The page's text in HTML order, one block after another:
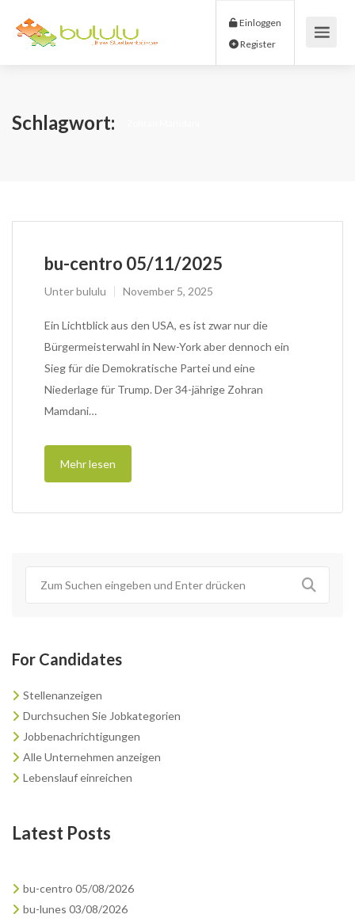
Einloggen
Schlagwort:
bu-centro 05/11/2025
Unterbululu November 5, 2025
Ein Lichtblick aus den USA, es ist zwar nur die
Bürgermeisterwahl in New-York aber dennoch ein
Sieg für die Demokratische Partei und eine
Niederlage für Trump. Der 34-jährige Zohran
Mamdani…
Mehr lesen
For Candidates
Stellenanzeigen
Durchsuchen Sie Jobkategorien
Jobbenachrichtigungen
Alle Unternehmen anzeigen
Lebenslauf einreichen
Latest Posts
bu-centro 05/08/2026
bu-lunes 03/08/2026